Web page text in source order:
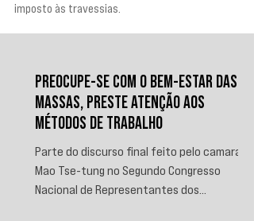
imposto às travessias.
PREOCUPE-SE COM O BEM-ESTAR DAS
MASSAS, PRESTE ATENÇÃO AOS
MÉTODOS DE TRABALHO
Parte do discurso final feito pelo camarada
Mao Tse-tung no Segundo Congresso
Nacional de Representantes dos